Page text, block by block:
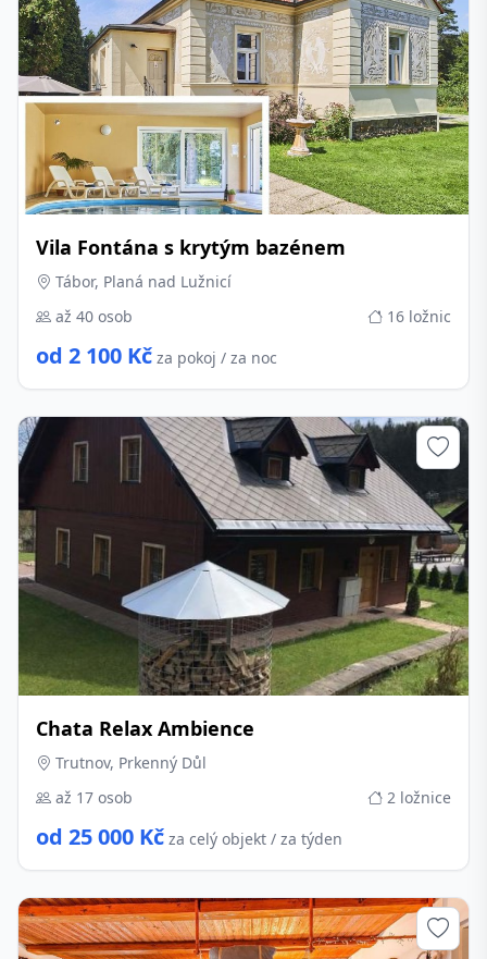
Vila Fontána s krytým bazénem
Tábor, Planá nad Lužnicí
až 40 osob
16 ložnic
od 2 100 Kč za pokoj / za noc
Chata Relax Ambience
Trutnov, Prkenný Důl
až 17 osob
2 ložnice
od 25 000 Kč za celý objekt / za týden